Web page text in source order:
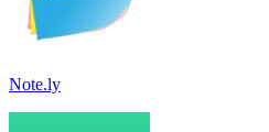
Note.ly